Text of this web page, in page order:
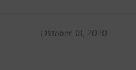
Oktober 18, 2020